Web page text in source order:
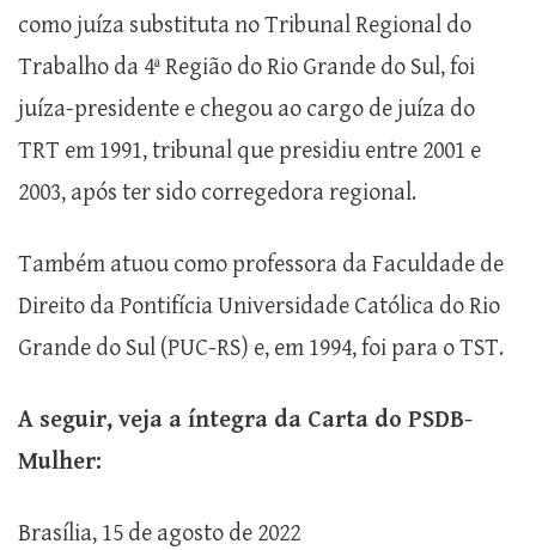
como juíza substituta no Tribunal Regional do
Trabalho da 4ª Região do Rio Grande do Sul, foi
juíza-presidente e chegou ao cargo de juíza do
TRT em 1991, tribunal que presidiu entre 2001 e
2003, após ter sido corregedora regional.
Também atuou como professora da Faculdade de
Direito da Pontifícia Universidade Católica do Rio
Grande do Sul (PUC-RS) e, em 1994, foi para o TST.
A seguir, veja a íntegra da Carta do PSDB-
Mulher:
Brasília, 15 de agosto de 2022